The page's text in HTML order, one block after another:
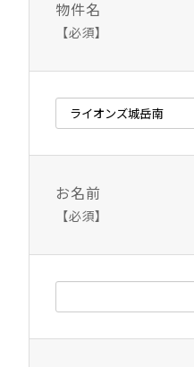
物件名
【必須】
お名前
【必須】